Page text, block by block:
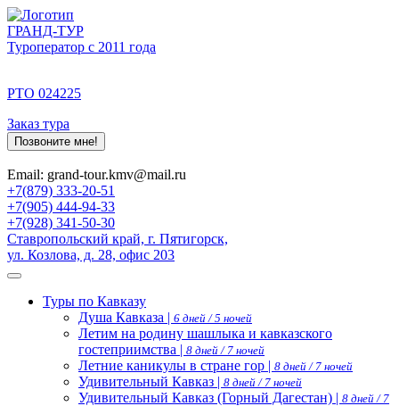
ГРАНД-ТУР
Туроператор с 2011 года
РТО 024225
Заказ тура
Позвоните мне!
Email: grand-tour.kmv@mail.ru
+7(879) 333-20-51
+7(905) 444-94-33
+7(928) 341-50-30
Ставропольский край, г. Пятигорск,
ул. Козлова, д. 28, офис 203
Туры по Кавказу
Душа Кавказа | 6 дней / 5 ночей
Летим на родину шашлыка и кавказского
гостеприимства | 8 дней / 7 ночей
Летние каникулы в стране гор | 8 дней / 7 ночей
Удивительный Кавказ | 8 дней / 7 ночей
Удивительный Кавказ (Горный Дагестан) | 8 дней / 7